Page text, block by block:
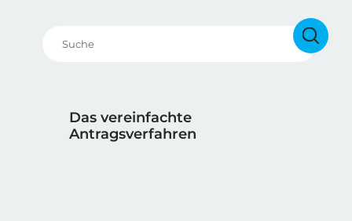
Das vereinfachte
Antragsverfahren